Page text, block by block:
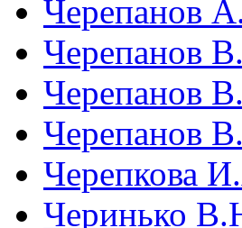
Черепанов
Черепанов
Черепанов
Черепанов
Черепкова
Черинько